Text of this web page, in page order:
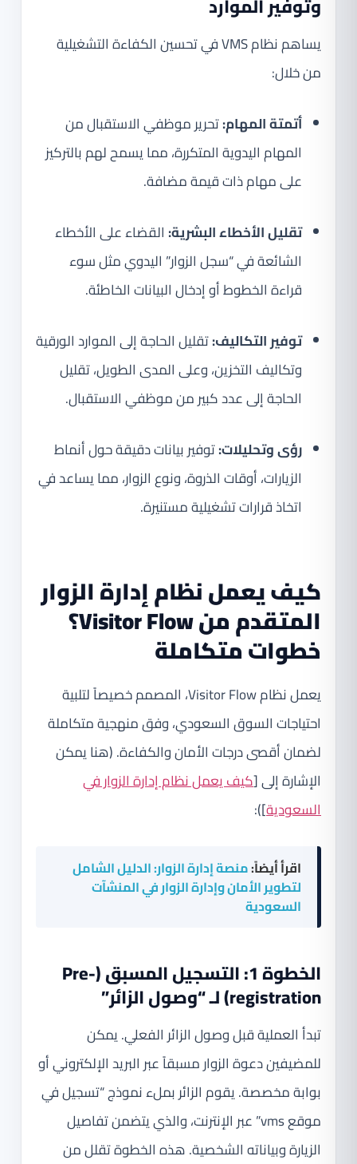
يساهم نظام VMS في تحسين الكفاءة التشغيلية
من خلال:
أتمتة المهام:تحرير موظفي الاستقبال من
المهام اليدوية المتكررة، مما يسمح لهم بالتركيز
على مهام ذات قيمة مضافة.
تقليل الأخطاء البشرية: القضاء على الأخطاء
الشائعة في “سجل الزوار” اليدوي مثل سوء
قراءة الخطوط أو إدخال البيانات الخاطئة.
توفير التكاليف:تقليل الحاجة إلى الموارد الورقية
وتكاليف التخزين، وعلى المدى الطويل، تقليل
الحاجة إلى عدد كبير من موظفي الاستقبال.
رؤى وتحليلات:توفير بيانات دقيقة حول أنماط
الزيارات، أوقات الذروة، ونوع الزوار، مما يساعد في
اتخاذ قرارات تشغيلية مستنيرة.
كيف يعمل نظام إدارة الزوار
المتقدم من Visitor Flow؟
خطوات متكاملة
يعمل نظام Visitor Flow، المصمم خصيصاً لتلبية
احتياجات السوق السعودي، وفق منهجية متكاملة
لضمان أقصى درجات الأمان والكفاءة. (هنا يمكن
الإشارة إلى [كيف يعمل نظام إدارة الزوار في
السعودية]):
اقرأ أيضاً:منصة إدارة الزوار: الدليل الشامل
لتطوير الأمان وإدارة الزوار في المنشآت
السعودية
الخطوة 1: التسجيل المسبق (Pre-
registration) لـ “وصول الزائر”
تبدأ العملية قبل وصول الزائر الفعلي. يمكن
للمضيفين دعوة الزوار مسبقاً عبر البريد الإلكتروني أو
بوابة مخصصة. يقوم الزائر بملء نموذج “تسجيل في
موقع vms” عبر الإنترنت، والذي يتضمن تفاصيل
الزيارة وبياناته الشخصية. هذه الخطوة تقلل من